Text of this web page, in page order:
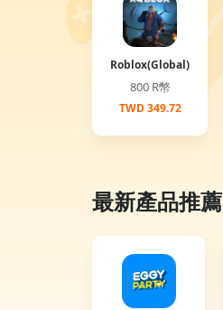
Roblox(Global)
800 R幣
TWD 349.72
最新產品推薦